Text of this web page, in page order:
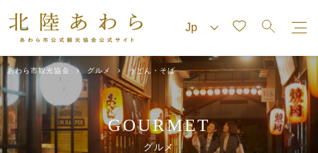
あわら市観光協会 グルメ うどん・そば
GOURMET
グルメ